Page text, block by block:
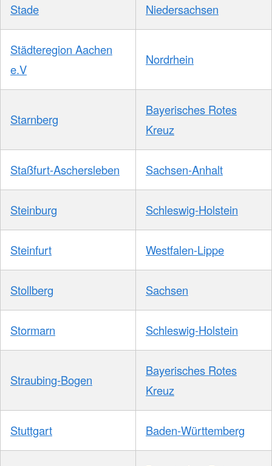
Stade Niedersachsen
Städteregion Aachen
e.V
Nordrhein
Starnberg
Bayerisches Rotes
Kreuz
Staßfurt-Aschersleben Sachsen-Anhalt
Steinburg Schleswig-Holstein
Steinfurt Westfalen-Lippe
Stollberg Sachsen
Stormarn Schleswig-Holstein
Straubing-Bogen
Bayerisches Rotes
Kreuz
Stuttgart Baden-Württemberg